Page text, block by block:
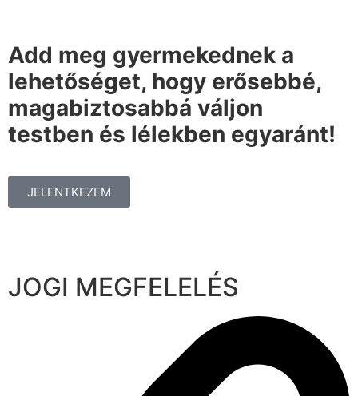
Add meg gyermekednek a
lehetőséget, hogy erősebbé,
magabiztosabbá váljon
testben és lélekben egyaránt!
JELENTKEZEM
JOGI MEGFELELÉS